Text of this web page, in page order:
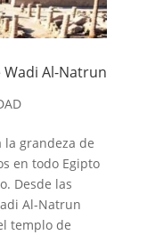
Al-Natrun
grandeza de
en todo Egipto
Desde las
Al-Natrun
templo de